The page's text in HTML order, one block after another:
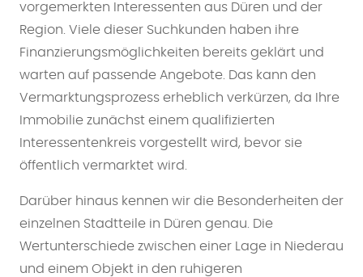
vorgemerkten Interessenten aus Düren und der
Region. Viele dieser Suchkunden haben ihre
Finanzierungsmöglichkeiten bereits geklärt und
warten auf passende Angebote. Das kann den
Vermarktungsprozess erheblich verkürzen, da Ihre
Immobilie zunächst einem qualifizierten
Interessentenkreis vorgestellt wird, bevor sie
öffentlich vermarktet wird.
Darüber hinaus kennen wir die Besonderheiten der
einzelnen Stadtteile in Düren genau. Die
Wertunterschiede zwischen einer Lage in Niederau
und einem Objekt in den ruhigeren